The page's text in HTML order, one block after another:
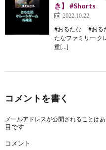
き】 #Shorts
2022.10.22
#おるたな #おる
たなファミリー ク
重[…]
コメントを書く
メールアドレスが公開されることはあ
目です
コメント